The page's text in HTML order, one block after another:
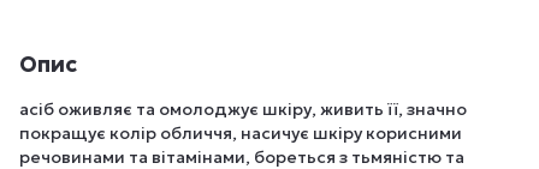
Опис
асіб оживляє та омолоджує шкіру, живить її, значно
покращує колір обличчя, насичує шкіру корисними
речовинами та вітамінами, бореться з тьмяністю та